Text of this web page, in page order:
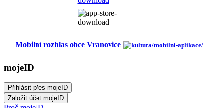
Mobilní rozhlas obce Vranovice
mojeID